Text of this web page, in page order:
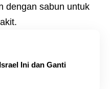
dengan sabun untuk
Ini dan Ganti